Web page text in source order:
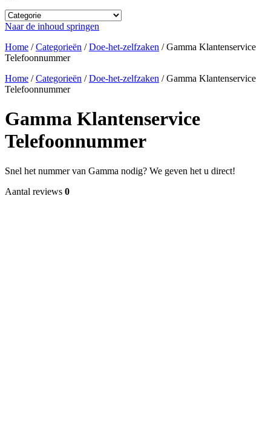
Naar de inhoud springen
Home /Categorieën /Doe-het-zelfzaken /Gamma Klantenservice
Telefoonnummer
Home /Categorieën /Doe-het-zelfzaken /Gamma Klantenservice
Telefoonnummer
Gamma Klantenservice
Telefoonnummer
Snel het nummer van Gamma nodig? We geven het u direct!
Aantal reviews 0